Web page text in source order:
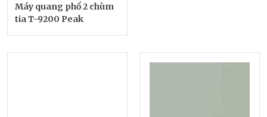
Máy quang phổ 2 chùm
tia T-9200 Peak